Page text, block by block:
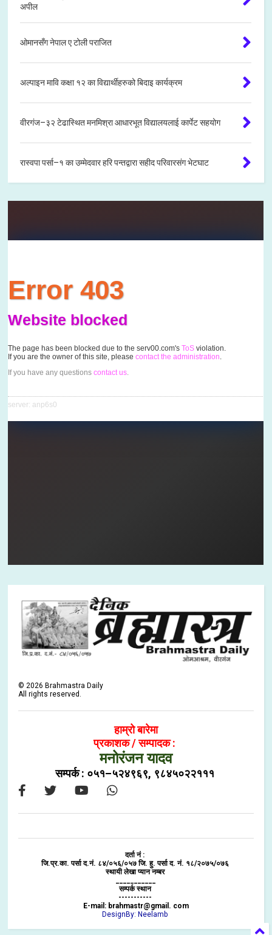
अपील
ओमानसँग नेपाल ए टोली पराजित
अल्पाइन मावि कक्षा १२ का विद्यार्थीहरुको बिदाइ कार्यक्रम
वीरगंज–३२ टेढास्थित मनमिश्रा आधारभूत विद्यालयलाई कार्पेट सहयोग
रास्वपा पर्सा–१ का उम्मेदवार हरि पन्तद्वारा सहीद परिवारसंग भेटघाट
©2026 Brahmastra Daily
All rights reserved.
हाम्रो बारेमा
प्रकाशक / सम्पादक :
मनोरंजन यादव
सम्पर्क : ०५१–५२४९६९, ९८४५०२२१११
दर्ता नं :
जि.प्र.का. पर्सा द.नं. ८४/०५६/०५७ जि. हु. पर्सा द. नं. १८/२०७५/०७६
स्थायी लेखा प्यान नम्बर
___________
सम्पर्क स्थान
-----------
E-mail: brahmastr@gmail. com
DesignBy: Neelamb